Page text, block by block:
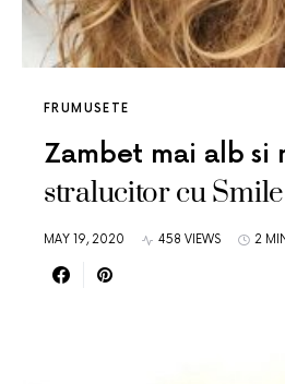
FRUMUSETE
Zambet mai alb si
stralucitor cu
MAY 19, 2020 458 VIEWS 2